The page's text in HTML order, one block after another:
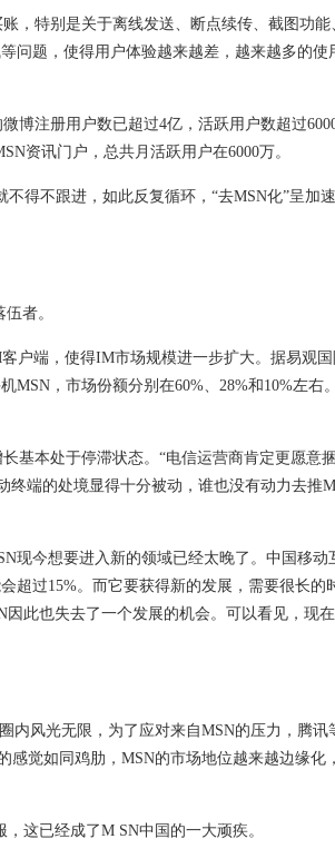
特别是关于离线发送、断点续传、截图功能
问题，使得用户体验越来越差，越来越多的使
注册用户数已超过4亿，活跃用户数超过
资讯门户，总共月活跃用户在6000万。
得不跟进，如此反复循环，“去MSN化”呈加
者。
端，使得IM市场规模进一步扩大。据易观国
MSN，市场份额分别在60%、28%和10%左右
本处于停滞状态。“电信运营商肯定更愿意
端的处境显得十分被动，谁也没有动力去推
今想要进入新的领域已经太晚了。中国移动
超过15%。而它要获得新的发展，需要很长的
此也失去了一个发展的机会。可以看见，现
风光无限，为了应对来自MSN的压力，腾讯
觉如同鸡肋，MSN的市场地位越来越边缘化
这已经成了M SN中国的一大顽疾。